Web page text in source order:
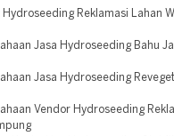
Reklamasi Lahan
Jasa Hydroseeding Bahu
Jasa Hydroseeding
Vendor Hydroseeding